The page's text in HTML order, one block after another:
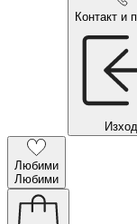
Контакт и
Изход
Любими
Любими